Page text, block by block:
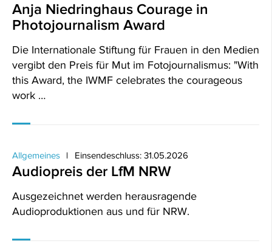
Anja Niedringhaus Courage in
Photojournalism Award
Die Internationale Stiftung für Frauen in den Medien
vergibt den Preis für Mut im Fotojournalismus: "With
this Award, the IWMF celebrates the courageous
work …
Allgemeines Einsendeschluss: 31.05.2026
Audiopreis der LfM NRW
Ausgezeichnet werden herausragende
Audioproduktionen aus und für NRW.